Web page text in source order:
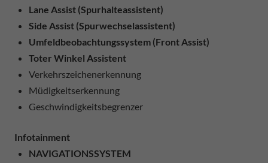
Lane Assist (Spurhalteassistent)
Side Assist (Spurwechselassistent)
Umfeldbeobachtungssystem (Front Assist)
Toter Winkel Assistent
Verkehrszeichenerkennung
Müdigkeitserkennung
Geschwindigkeitsbegrenzer
Infotainment
NAVIGATIONSSYSTEM